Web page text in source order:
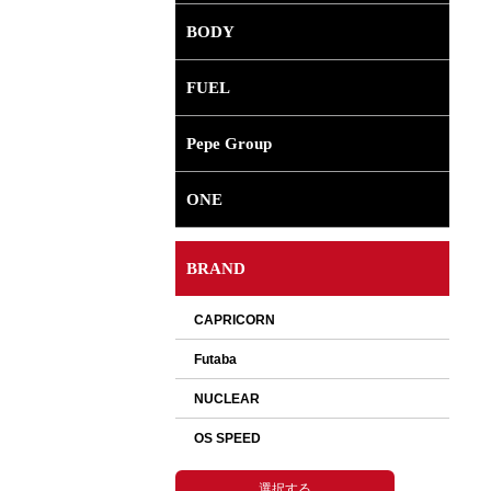
BODY
FUEL
Pepe Group
ONE
BRAND